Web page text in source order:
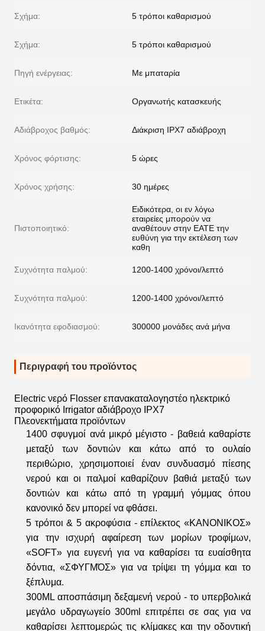
Σχήμα: 5 τρόποι καθαρισμού
Σχήμα: 5 τρόποι καθαρισμού
Πηγή ενέργειας: Με μπαταρία
Ετικέτα: Οργανωτής κατασκευής
Αδιάβροχος βαθμός: Διάκριση IPX7 αδιάβροχη
Χρόνος φόρτισης: 5 ώρες
Χρόνος χρήσης: 30 ημέρες
Πιστοποιητικό:
Ειδικότερα, οι εν λόγω
εταιρείες μπορούν να
αναθέτουν στην ΕΑΤΕ την
ευθύνη για την εκτέλεση των
καθη
Συχνότητα παλμού: 1200-1400 χρόνοι/λεπτό
Συχνότητα παλμού: 1200-1400 χρόνοι/λεπτό
Ικανότητα εφοδιασμού: 300000 μονάδες ανά μήνα
Περιγραφή του προϊόντος
Electric νερό Flosser επανακαταλογηστέο ηλεκτρικό
προφορικό Irrigator αδιάβροχο IPX7
Πλεονεκτήματα προϊόντων
1400 σφυγμοί ανά μικρό μέγιστο - βαθειά καθαρίστε
μεταξύ των δοντιών και κάτω από το ουλαίο
περιθώριο, χρησιμοποιεί έναν συνδυασμό πίεσης
νερού και οι παλμοί καθαρίζουν βαθιά μεταξύ των
δοντιών και κάτω από τη γραμμή γόμμας όπου
κανονικό δεν μπορεί να φθάσει.
5 τρόποι & 5 ακροφύσια - επίλεκτος «ΚΑΝΟΝΙΚΟΣ»
για την ισχυρή αφαίρεση των μορίων τροφίμων,
«SOFT» για ευγενή για να καθαρίσει τα ευαίσθητα
δόντια, «ΣΦΥΓΜΌΣ» για να τρίψει τη γόμμα και το
ξέπλυμα.
300ML αποσπάσιμη δεξαμενή νερού - το υπερβολικά
μεγάλο υδραγωγείο 300ml επιτρέπει σε σας για να
καθαρίσει λεπτομερώς τις κλίμακες και την οδοντική